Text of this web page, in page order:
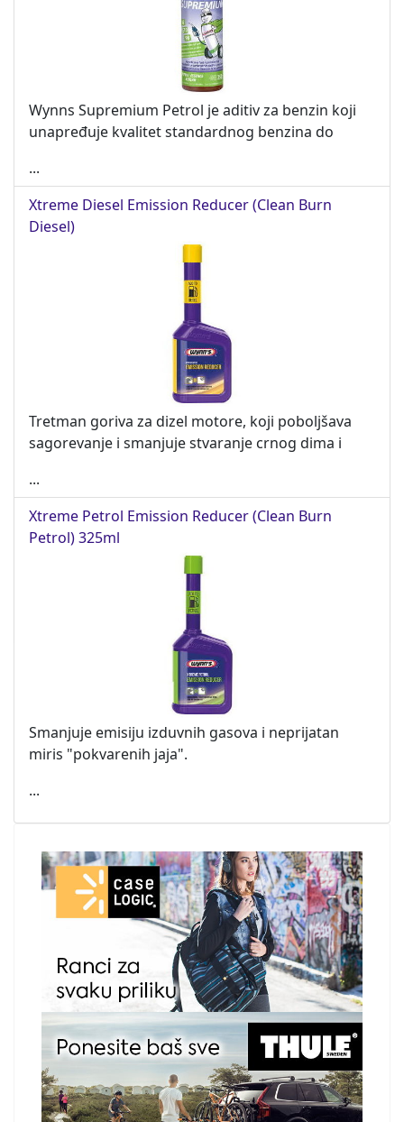
Wynns Supremium Petrol je aditiv za benzin koji
unapređuje kvalitet standardnog benzina do
...
Xtreme Diesel Emission Reducer (Clean Burn
Diesel)
Tretman goriva za dizel motore, koji poboljšava
sagorevanje i smanjuje stvaranje crnog dima i
...
Xtreme Petrol Emission Reducer (Clean Burn
Petrol) 325ml
Smanjuje emisiju izduvnih gasova i neprijatan
miris "pokvarenih jaja".
...